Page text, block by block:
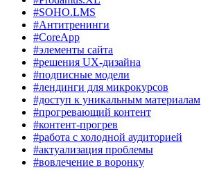
#SOHO.LMS
#Антитренинги
#CoreApp
#элементы сайта
#решения UX-дизайна
#подписные модели
#лендинги для микрокурсов
#доступ к уникальным материалам
#прогревающий контент
#контент-прогрев
#работа с холодной аудиторией
#актуализация проблемы
#вовлечение в воронку